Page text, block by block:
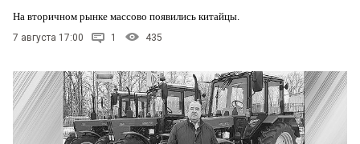
На вторичном рынке массово появились китайцы.
7 августа 17:00 1 435